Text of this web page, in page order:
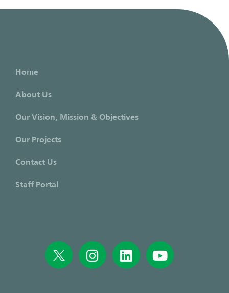
Home
About Us
Our Vision, Mission & Objectives
Our Projects
Contact Us
Staff Portal